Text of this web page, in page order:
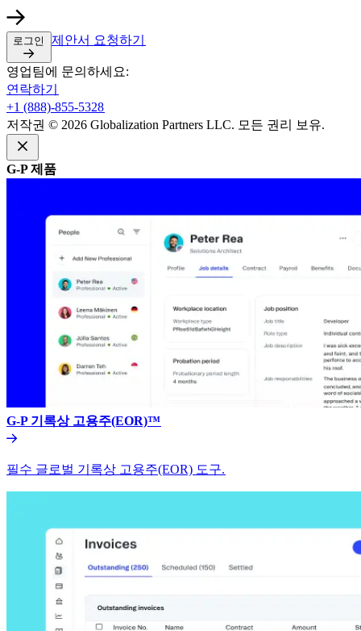
로그인​​ 제안서 요청하기​​
영업팀에 문의하세요:​​
연락하기​​
+1 (888)-855-5328​​
저작권 © 2026 Globalization Partners LLC. 모든 권리 보유.​​
G-P 제품​​
G-P 기록상 고용주(EOR)™​​
필수 글로벌 기록상 고용주(EOR) 도구.​​